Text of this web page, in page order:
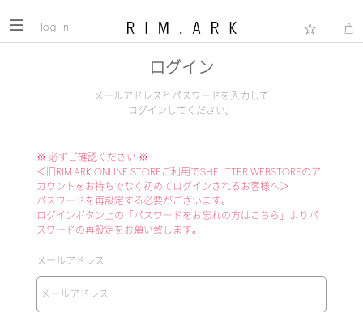
log in
ログイン
メールアドレスとパスワードを入力して
ログインしてください。
※ 必ずご確認ください ※
＜旧RIM.ARK ONLINE STOREご利用でSHEL'TTER WEBSTOREのア
カウントをお持ちでなく初めてログインされるお客様へ＞
パスワードを再設定する必要がございます。
ログインボタン上の「パスワードをお忘れの方はこちら」よりパ
スワードの再設定をお願い致します。
メールアドレス